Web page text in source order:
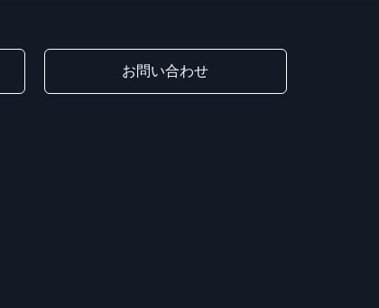
お問い合わせ